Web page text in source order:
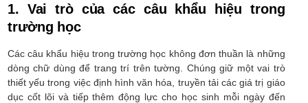
1. Vai trò của các câu khẩu hiệu trong
trường học
Các câu khẩu hiệu trong trường học không đơn thuần là những
dòng chữ dùng để trang trí trên tường. Chúng giữ một vai trò
thiết yếu trong việc định hình văn hóa, truyền tải các giá trị giáo
dục cốt lõi và tiếp thêm động lực cho học sinh mỗi ngày đến